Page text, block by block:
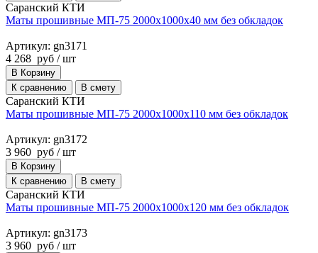
Саранский КТИ
Маты прошивные МП-75 2000х1000х40 мм без обкладок
Артикул: gn3171
4 268 руб / шт
В Корзину
К сравнению
В смету
Саранский КТИ
Маты прошивные МП-75 2000х1000х110 мм без обкладок
Артикул: gn3172
3 960 руб / шт
В Корзину
К сравнению
В смету
Саранский КТИ
Маты прошивные МП-75 2000х1000х120 мм без обкладок
Артикул: gn3173
3 960 руб / шт